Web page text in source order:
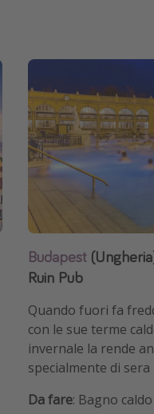
Budapest
Ruin Pub
Quando fuori fa
con le sue terme
invernale la rende
specialmente di
Da fare: Bagno